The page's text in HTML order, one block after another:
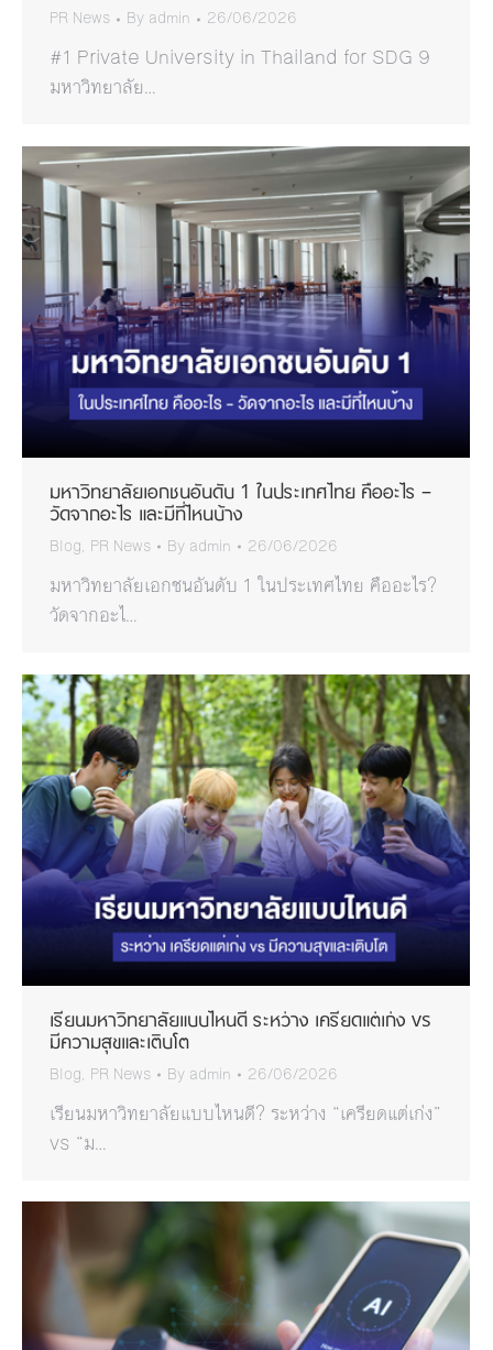
PR News By admin 26/06/2026
#1 Private University in Thailand for SDG 9
มหาวิทยาลัย…
มหาวิทยาลัยเอกชนอันดับ 1 ในประเทศไทย คืออะไร –
วัดจากอะไร และมีที่ไหนบ้าง
Blog, PR News By admin 26/06/2026
มหาวิทยาลัยเอกชนอันดับ 1 ในประเทศไทย คืออะไร?
วัดจากอะไ…
เรียนมหาวิทยาลัยแบบไหนดี ระหว่าง เครียดแต่เก่ง vs
มีความสุขและเติบโต
Blog, PR News By admin 26/06/2026
เรียนมหาวิทยาลัยแบบไหนดี? ระหว่าง “เครียดแต่เก่ง”
vs “ม…